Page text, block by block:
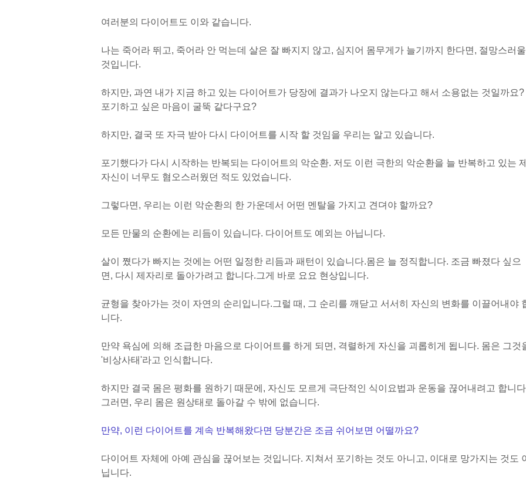
여러분의 다이어트도 이와 같습니다.
나는 죽어라 뛰고, 죽어라 안 먹는데 살은 잘 빠지지 않고, 심지어 몸무게가 늘기까지 한다면, 절망스러울
것입니다.
하지만, 과연 내가 지금 하고 있는 다이어트가 당장에 결과가 나오지 않는다고 해서 소용없는 것일까요?
포기하고 싶은 마음이 굴뚝 같다구요?
하지만, 결국 또 자극 받아 다시 다이어트를 시작 할 것임을 우리는 알고 있습니다.
포기했다가 다시 시작하는 반복되는 다이어트의 악순환. 저도 이런 극한의 악순환을 늘 반복하고 있는 제
자신이 너무도 혐오스러웠던 적도 있었습니다.
그렇다면, 우리는 이런 악순환의 한 가운데서 어떤 멘탈을 가지고 견뎌야 할까요?
모든 만물의 순환에는 리듬이 있습니다. 다이어트도 예외는 아닙니다.
살이 쪘다가 빠지는 것에는 어떤 일정한 리듬과 패턴이 있습니다.몸은 늘 정직합니다. 조금 빠졌다 싶으
면, 다시 제자리로 돌아가려고 합니다.그게 바로 요요 현상입니다.
균형을 찾아가는 것이 자연의 순리입니다.그럴 때, 그 순리를 깨닫고 서서히 자신의 변화를 이끌어내야
니다.
만약 욕심에 의해 조급한 마음으로 다이어트를 하게 되면, 격렬하게 자신을 괴롭히게 됩니다. 몸은 그것
'비상사태'라고 인식합니다.
하지만 결국 몸은 평화를 원하기 때문에, 자신도 모르게 극단적인 식이요법과 운동을 끊어내려고 합니
그러면, 우리 몸은 원상태로 돌아갈 수 밖에 없습니다.
만약, 이런 다이어트를 계속 반복해왔다면 당분간은 조금 쉬어보면 어떨까요?
다이어트 자체에 아예 관심을 끊어보는 것입니다. 지쳐서 포기하는 것도 아니고, 이대로 망가지는 것도
닙니다.